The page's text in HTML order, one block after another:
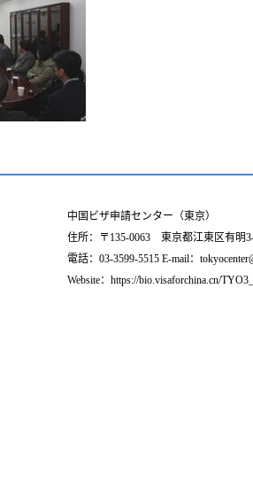
中国ビザ申請センター（東京）
住所：〒135-0063 東京都江東区有明
電話：03-3599-5515 E-mail：
Website：https://bio.visaforchina.cn/